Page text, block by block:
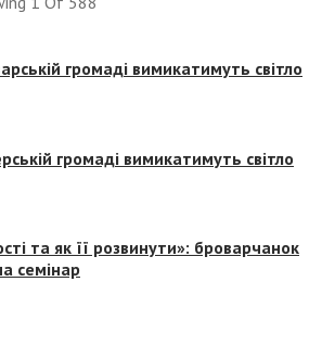
громаді вимикатимуть світло
громаді вимикатимуть світло
та як її розвинути»: броварчанок
семінар